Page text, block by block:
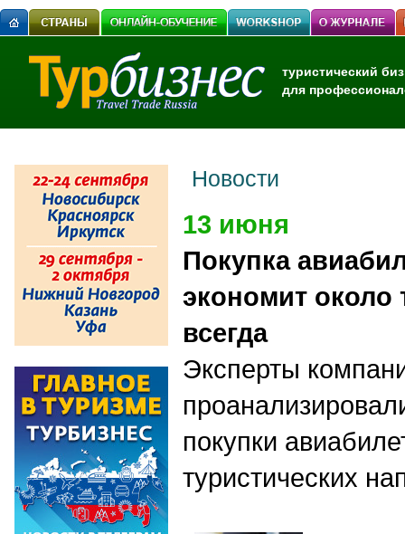
туристический
для
Новости
13 июня
Покупка
экономит около
всегда
Эксперты
покупки
туристических